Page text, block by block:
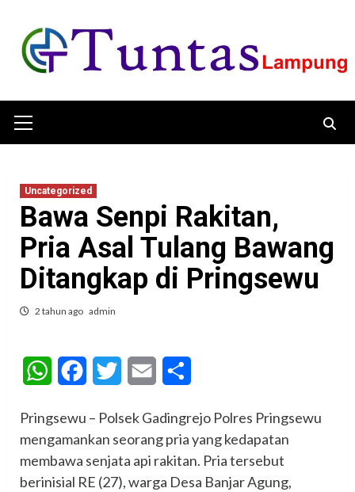
content
Menu
Uncategorized
Bawa Senpi Rakitan,
Pria Asal Tulang Bawang
Ditangkap di Pringsewu
2 tahun ago admin
WhatsAppFacebookTwitter Email
Pringsewu – Polsek Gadingrejo Polres Pringsewu
mengamankan seorang pria yang kedapatan
membawa senjata api rakitan. Pria tersebut
berinisial RE (27), warga Desa Banjar Agung,